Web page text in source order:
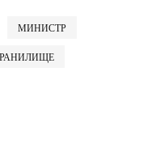
МИНИСТР